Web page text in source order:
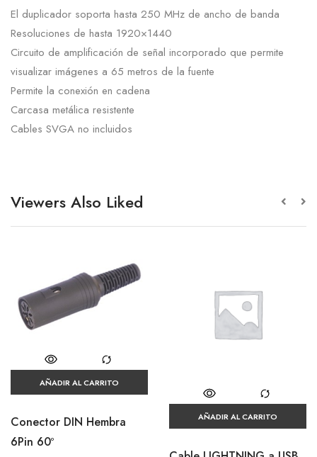
El duplicador soporta hasta 250 MHz de ancho de banda
Resoluciones de hasta 1920×1440
Circuito de amplificación de señal incorporado que permite
visualizar imágenes a 65 metros de la fuente
Permite la conexión en cadena
Carcasa metálica resistente
Cables SVGA no incluidos
Viewers Also Liked
AÑADIR AL CARRITO
Conector DIN Hembra
6Pin 60º
AÑADIR AL CARRITO